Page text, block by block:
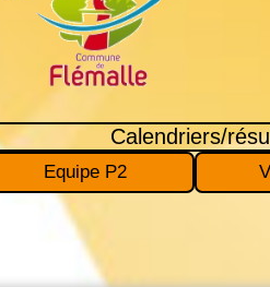
Calendriers/
Equipe P2